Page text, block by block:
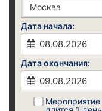
Дата начала:
Дата окончания:
Мероприятие